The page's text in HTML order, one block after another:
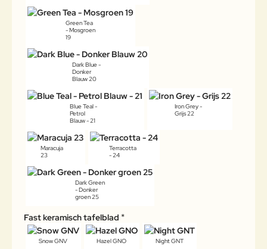
Green Tea
- Mosgroen
19
Dark Blue -
Donker
Blauw 20
Blue Teal -
Petrol
Blauw - 21
Iron Grey -
Grijs 22
Maracuja
23
Terracotta
- 24
Dark Green
- Donker
groen 25
Fast keramisch tafelblad
Snow GNV Hazel GNO Night GNT